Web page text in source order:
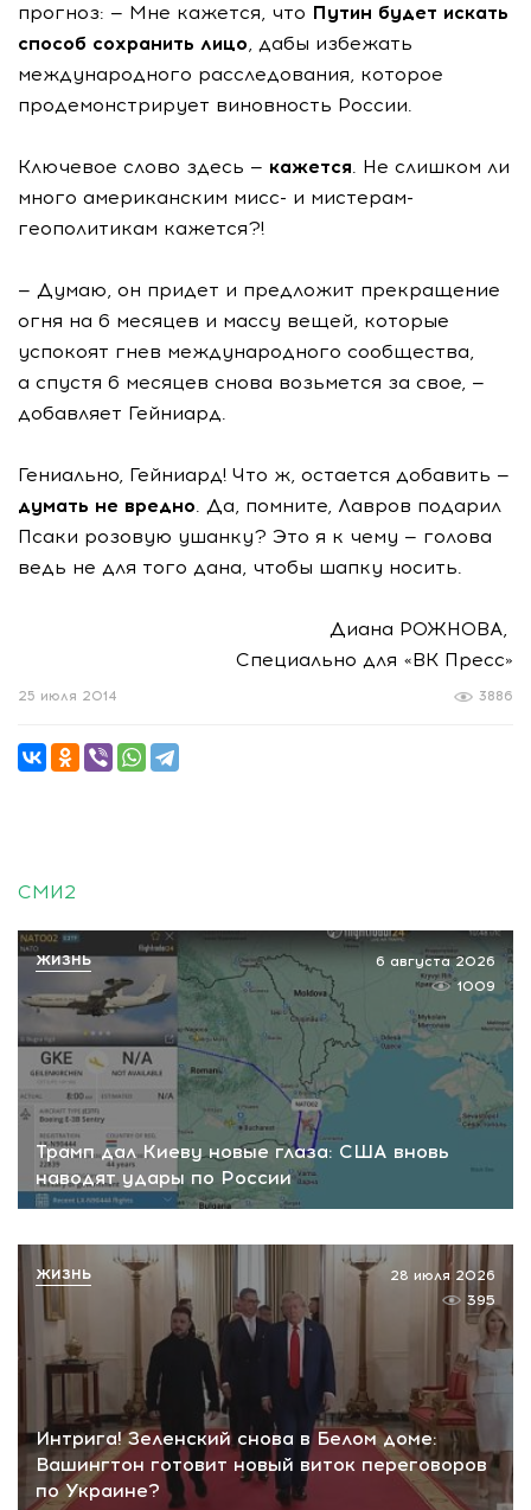
прогноз: — Мне кажется, что Путин будет искать
способ сохранить лицо, дабы избежать
международного расследования, которое
продемонстрирует виновность России.
Ключевое слово здесь — кажется. Не слишком ли
много американским мисс- и мистерам-
геополитикам кажется?!
— Думаю, он придет и предложит прекращение
огня на 6 месяцев и массу вещей, которые
успокоят гнев международного сообщества,
а спустя 6 месяцев снова возьмется за свое, —
добавляет Гейниард.
Гениально, Гейниард! Что ж, остается добавить —
думать не вредно. Да, помните, Лавров подарил
Псаки розовую ушанку? Это я к чему — голова
ведь не для того дана, чтобы шапку носить.
Диана РОЖНОВА,
Специально для «ВК Пресс»
3886
25 июля 2014
СМИ2
Трамп дал Киеву новые глаза: США вновь
наводят удары по России
6 августа 2026
1009
ЖИЗНЬ
Интрига! Зеленский снова в Белом доме:
Вашингтон готовит новый виток переговоров
по Украине?
28 июля 2026
395
ЖИЗНЬ